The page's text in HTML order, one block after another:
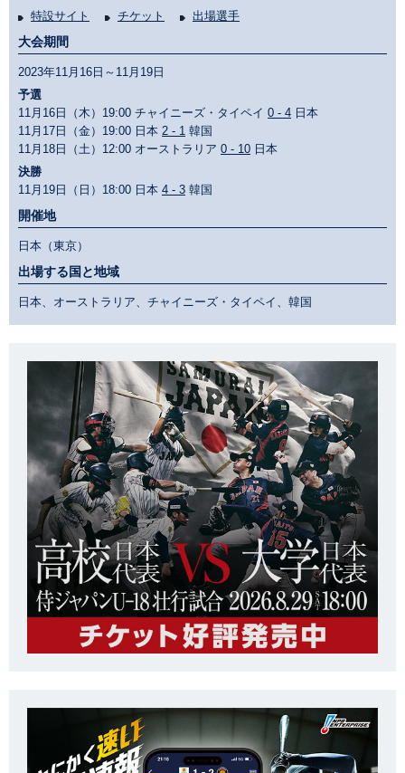
特設サイト チケット 出場選手
大会期間
2023年11月16日～11月19日
予選
11月16日（木）19:00 チャイニーズ・タイペイ 0 - 4 日本
11月17日（金）19:00 日本 2 - 1 韓国
11月18日（土）12:00 オーストラリア 0 - 10 日本
決勝
11月19日（日）18:00 日本 4 - 3 韓国
開催地
日本（東京）
出場する国と地域
日本、オーストラリア、チャイニーズ・タイペイ、韓国